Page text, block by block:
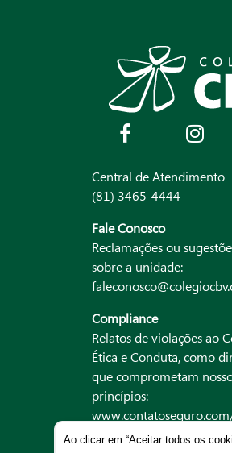
Central de Atendimento
(81) 3465-4444
Fale Conosco
Reclamações ou
sobre a unidade:
Compliance
Relatos de violações ao
Ética e Conduta, como
que comprometam
princípios:
Ao clicar em “Aceitar todos os